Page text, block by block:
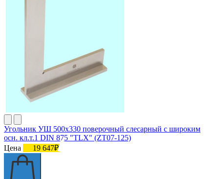
Угольник УШ 500х330 поверочный слесарный с широким
осн. кл.т.1 DIN 875 "TLX" (ZT07-125)
Цена
19 647₽